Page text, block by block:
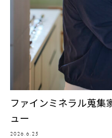
ファインミネラル蒐集
ュー
2026.6.25